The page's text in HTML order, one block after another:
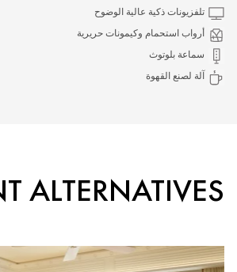
تلفزيونات ذكية عالية الوضوح
أرواب استحمام وكيمونات حريرية
سماعة بلوتوث
آلة لصنع القهوة
ALTERNATIVES